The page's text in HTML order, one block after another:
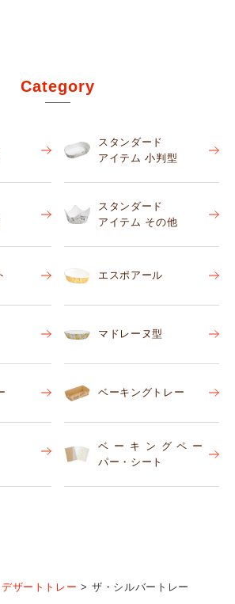
Category
スタンダード
アイテム 小判型
スタンダード
アイテム その他
エスポアール
マドレーヌ型
ベーキングトレー
ベーキングペー
パー・シート
デザートトレー ザ・シルバートレー